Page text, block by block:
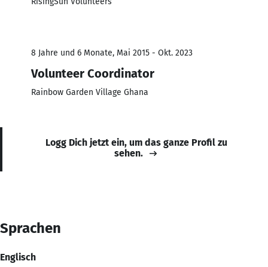
8 Jahre und 6 Monate, Mai 2015 - Okt. 2023
Volunteer Coordinator
Rainbow Garden Village Ghana
Logg Dich jetzt ein, um das ganze Profil zu
sehen.
Sprachen
Englisch